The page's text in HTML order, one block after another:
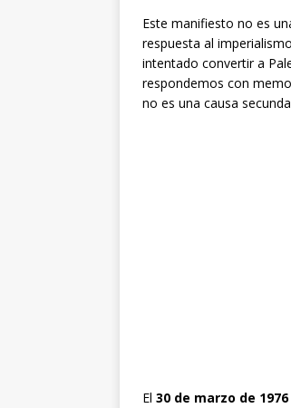
Este manifiesto no es
respuesta al
intentado convertir a
respondemos con
no es una causa
El 30 de marzo de 1976